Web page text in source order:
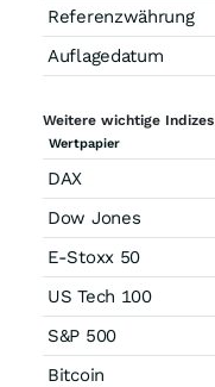
Referenzwährung
Auflagedatum
Weitere wichtige Indizes
Wertpapier
DAX
Dow Jones
E-Stoxx 50
US Tech 100
S&P 500
Bitcoin